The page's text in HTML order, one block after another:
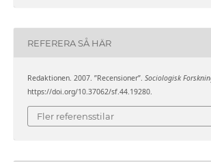
REFERERA SÅ HÄR
Redaktionen. 2007. ”Recensioner”. Sociologisk
https://doi.org/10.37062/sf.44.19280.
Fler referensstilar